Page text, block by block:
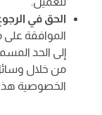
الحق في
الموافقة
إلى الحد
من خلال
الخصوصية